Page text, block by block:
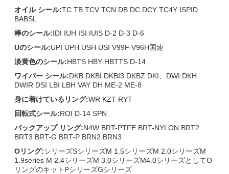
オイル シール:TC TB TCV TCN DB DC DCY TC4Y ISPID
BABSL
棒のシール:IDI IUH ISI IUIS D-2 D-3 D-6
Uのシール:UPI UPH USH USI V99F V96H国連
淡黄色のシール:HBTS HBY HBTTS D-14
ワイパー シール:DKB DKBI DKBI3 DKBZ DKI、DWI DKH
DWIR DSI LBI LBH VAY DH ME-2 ME-8
身に着けているリング:WR KZT RYT
回転式シール:ROI D-14 SPN
バックアップ リング:N4W BRT-PTFE BRT-NYLON BRT2
BRT3 BRT-G BRT-P BRN2 BRN3
Oリング:シリーズSシリーズM 1.5シリーズM 2.0シリーズM
1.9series M 2.4シリーズM 3.0シリーズM4.0シリーズとしてO
リングのキットPシリーズGシリーズ